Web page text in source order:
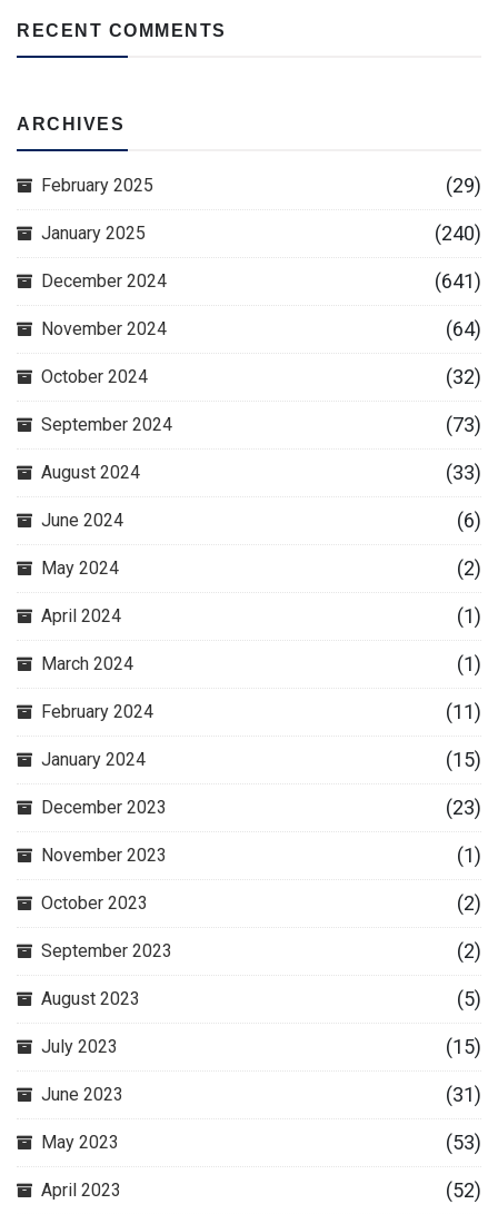
RECENT COMMENTS
ARCHIVES
February 2025 (29)
January 2025 (240)
December 2024 (641)
November 2024 (64)
October 2024 (32)
September 2024 (73)
August 2024 (33)
June 2024 (6)
May 2024 (2)
April 2024 (1)
March 2024 (1)
February 2024 (11)
January 2024 (15)
December 2023 (23)
November 2023 (1)
October 2023 (2)
September 2023 (2)
August 2023 (5)
July 2023 (15)
June 2023 (31)
May 2023 (53)
April 2023 (52)